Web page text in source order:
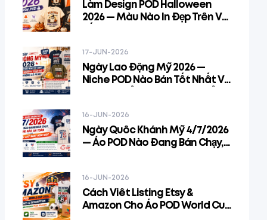
Làm Design POD Halloween
2026 — Màu Nào In Đẹp Trên Vải
Identity
17-JUN-2026
Ngày Lao Động Mỹ 2026 —
Niche POD Nào Bán Tốt Nhất Và
16-JUN-2026
Ngày Quốc Khánh Mỹ 4/7/2026
— Áo POD Nào Đang Bán Chạy,
16-JUN-2026
Cách Viết Listing Etsy &
Amazon Cho Áo POD World Cup